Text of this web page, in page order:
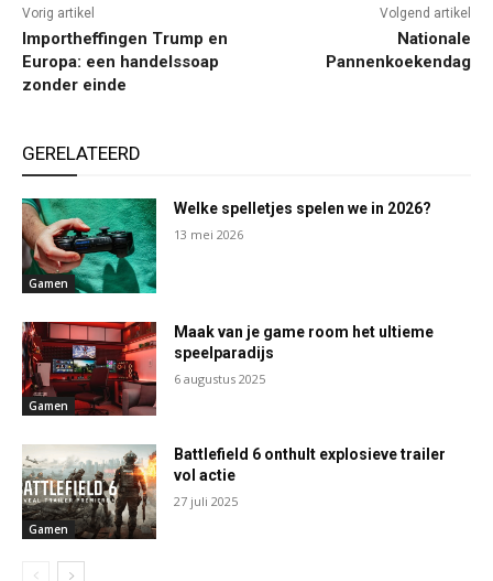
Vorig artikel
Importheffingen Trump en
Europa: een handelssoap
zonder einde
Volgend artikel
Nationale
Pannenkoekendag
GERELATEERD
Gamen
Welke spelletjes spelen we in 2026?
13 mei 2026
Gamen
Maak van je game room het ultieme
speelparadijs
6 augustus 2025
Gamen
Battlefield 6 onthult explosieve trailer
vol actie
27 juli 2025